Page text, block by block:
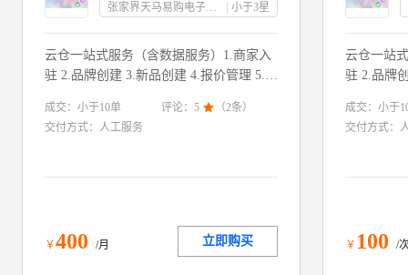
张家界天马易购电子商务有限公司 小于3星
云仓一站式服务（含数据服务）1.商家入
驻 2.品牌创建 3.新品创建 4.报价管理 5.库
成交： 小于10单 评论： 5  （2条）
交付方式： 人工服务
￥400 /月 立即购买
云仓一站
驻 2.品牌
成交： 小于
交付方式：
￥ 100 /